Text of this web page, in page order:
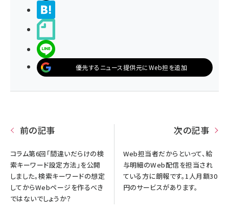
優先するニュース提供元にWeb担を追加
前の記事
コラム第6回「間違いだらけの検
索キーワード設定方法」を公開
しました。検索キーワードの想定
してからWebページを作るべき
ではないでしょうか？
次の記事
Web担当者だからといって、給
与明細のWeb配信を担当され
ている方に朗報です。1人月額30
円のサービスがあります。